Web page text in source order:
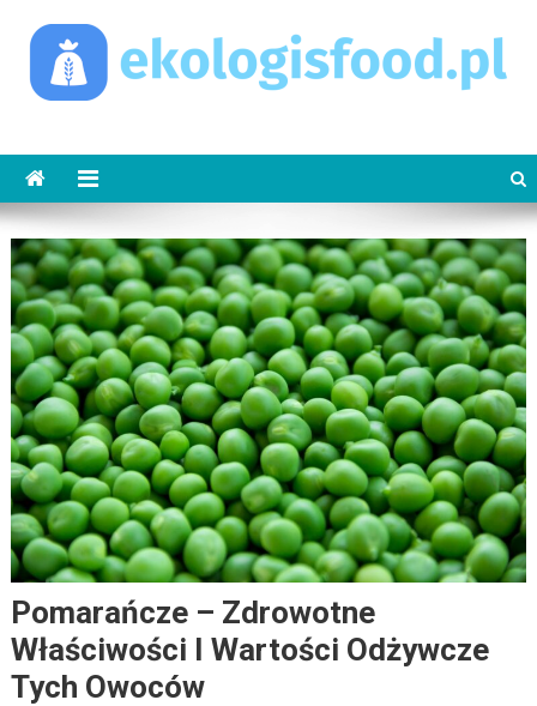
content
Pomarańcze – Zdrowotne
Właściwości I Wartości Odżywcze
Tych Owoców